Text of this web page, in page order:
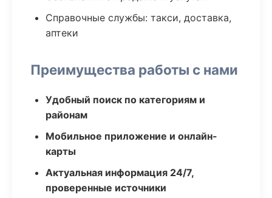
Справочные службы: такси, доставка,
аптеки
Преимущества работы с нами
Удобный поиск по категориям и
районам
Мобильное приложение и онлайн-
карты
Актуальная информация 24/7,
проверенные источники